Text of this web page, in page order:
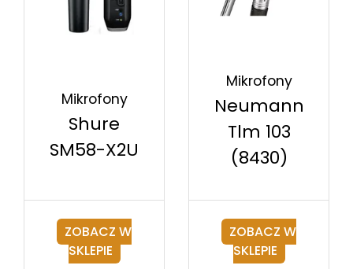
Mikrofony
Shure
SM58-X2U
ZOBACZ W
SKLEPIE
Mikrofony
Neumann
Tlm 103
(8430)
ZOBACZ W
SKLEPIE